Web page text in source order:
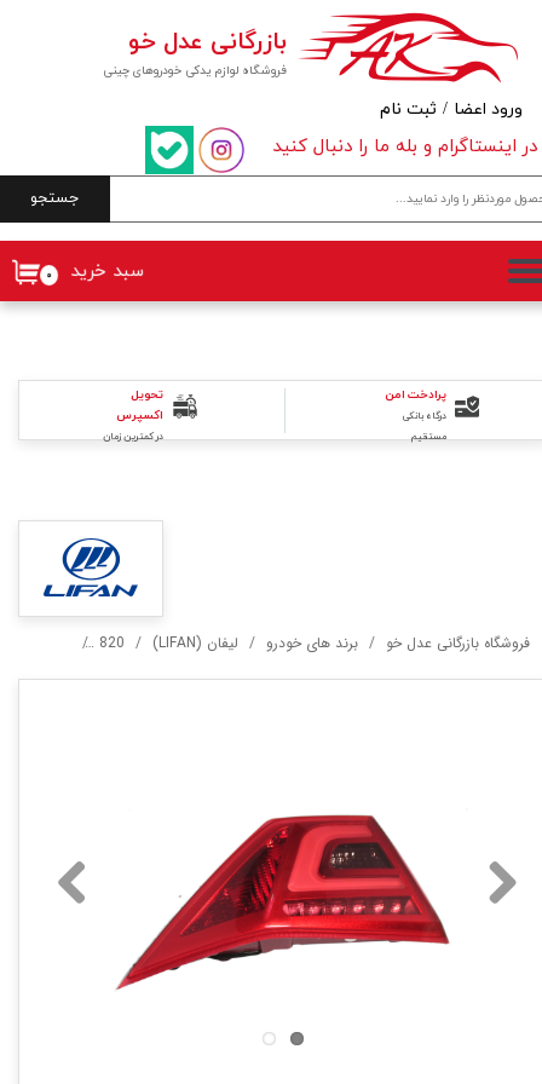
فروشگاه لوازم یدکی خودروهای چینی
بازرگانی عدل خو
جستجو
۰ سبد خرید
در اینستاگرام و بله ما را دنبال کنید
ورود اعضا / ثبت نام
حساب کاربری من
تغییر گذر واژه
سفارشات
خروج از حساب کاربری
فروشگاه بازرگانی عدل خو برند های خودرو لیفان (LIFAN) 820
تحویل
اکسپرس
در کمترین زمان
پرادخت امن
درگاه بانکی
مستقیم